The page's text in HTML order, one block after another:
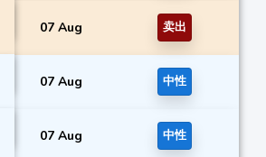
07 Aug 卖出
07 Aug 中性
07 Aug 中性